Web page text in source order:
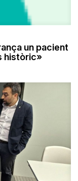
un pacient
històric»